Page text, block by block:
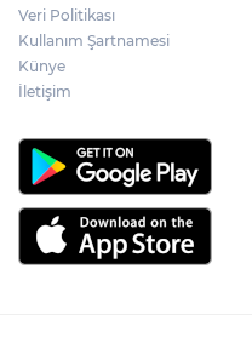
Veri Politikası
Kullanım Şartnamesi
Künye
İletişim